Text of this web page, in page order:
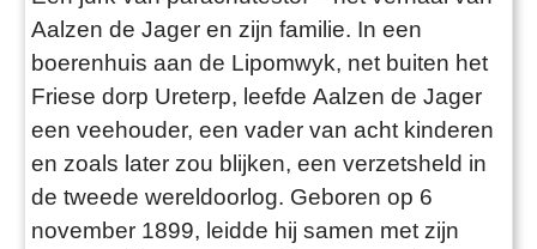
Aalzen de Jager en zijn familie. In een
boerenhuis aan de Lipomwyk, net buiten het
Friese dorp Ureterp, leefde Aalzen de Jager
een veehouder, een vader van acht kinderen
en zoals later zou blijken, een verzetsheld in
de tweede wereldoorlog. Geboren op 6
november 1899, leidde hij samen met zijn